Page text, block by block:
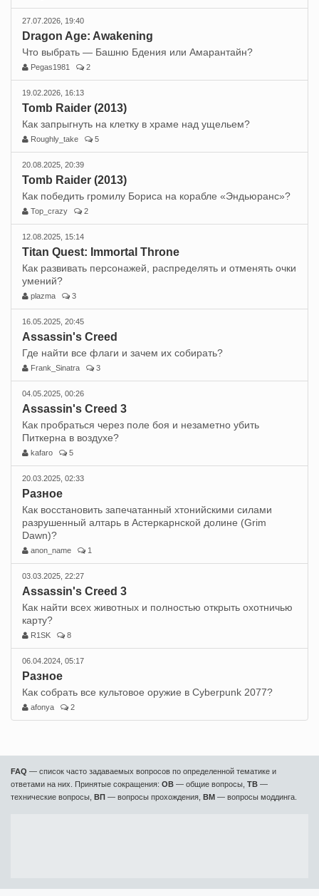
27.07.2026, 19:40
Dragon Age: Awakening
Что выбрать — Башню Бдения или Амарантайн?
Pegas1981 2
19.02.2026, 16:13
Tomb Raider (2013)
Как запрыгнуть на клетку в храме над ущельем?
Roughly_take 5
20.08.2025, 20:39
Tomb Raider (2013)
Как победить громилу Бориса на корабле «Эндьюранс»?
Top_crazy 2
12.08.2025, 15:14
Titan Quest: Immortal Throne
Как развивать персонажей, распределять и отменять очки
умений?
plazma 3
16.05.2025, 20:45
Assassin's Creed
Где найти все флаги и зачем их собирать?
Frank_Sinatra 3
04.05.2025, 00:26
Assassin's Creed 3
Как пробраться через поле боя и незаметно убить
Питкерна в воздухе?
kafaro 5
20.03.2025, 02:33
Разное
Как восстановить запечатанный хтонийскими силами
разрушенный алтарь в Астеркарнской долине (Grim
Dawn)?
anon_name 1
03.03.2025, 22:27
Assassin's Creed 3
Как найти всех животных и полностью открыть охотничью
карту?
R1SK 8
06.04.2024, 05:17
Разное
Как собрать все культовое оружие в Cyberpunk 2077?
afonya 2
FAQ — список часто задаваемых вопросов по определенной тематике и
ответами на них. Принятые сокращения: ОВ — общие вопросы, ТВ —
технические вопросы, ВП — вопросы прохождения, ВМ — вопросы моддинга.